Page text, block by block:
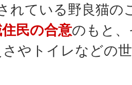
れている野良猫の
民の合意のもと
やトイレなどの